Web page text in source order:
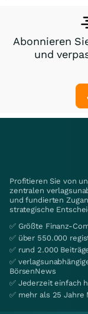
Abonnieren
und
Profitieren Sie von
zentralen
und fundierten
strategische
✅ Größte Finanz-
✅ über 550.000
✅ rund 2.000
✅
BörsenNews
✅ Jederzeit einfach
✅ mehr als 25 Jahre